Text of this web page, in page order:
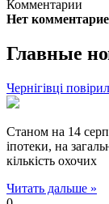
Комментарии
Нет
Главные
Чернігівці
Станом на 14
іпотеки, на
кількість охочих
Читать дальше »